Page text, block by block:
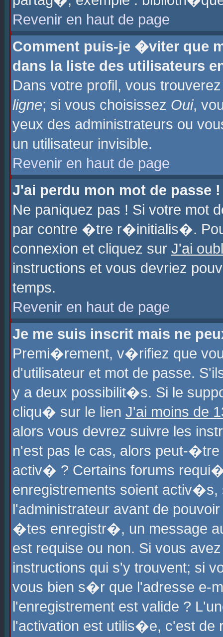
Revenir en haut de page
Comment puis-je �viter que
dans la liste des utilisateurs
Dans votre profil, vous
ligne; si vous choisissez Oui,
yeux des administrateurs ou
un utilisateur invisible.
Revenir en haut de page
J'ai perdu mon mot de passe !
Ne paniquez pas ! Si votre
par contre �tre r�initialis�.
connexion et cliquez sur J'ai
instructions et vous devriez
temps.
Revenir en haut de page
Je me suis inscrit mais ne
Premi�rement, v�rifiez que
d'utilisateur et mot de passe.
y a deux possibilit�s. Si le
cliqu� sur le lien J'ai moins de
alors vous devrez suivre les
n'est pas le cas, alors peut-
activ� ? Certains forums
enregistrements soient
l'administrateur avant de
�tes enregistr�, un message
est requise ou non. Si vous
instructions qui s'y trouvent; si
vous bien s�r que l'adresse e-
l'enregistrement est valide ?
l'activation est utilis�e, c'est